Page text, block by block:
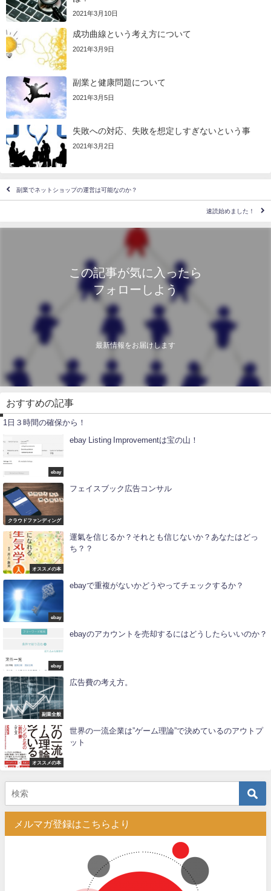
2021年3月10日
成功曲線という考え方について
2021年3月9日
副業と健康問題について
2021年3月5日
失敗への対応、失敗を想定しすぎないという事
2021年3月2日
副業でネットショップの運営は可能なのか？
速読始めました！
この記事が気に入ったら
フォローしよう
最新情報をお届けします
おすすめの記事
1日３時間の確保から！
ebay
ebay Listing Improvementは宝の山！
クラウドファンディング
フェイスブック広告コンサル
オススメの本
運氣を信じるか？それとも信じないか？あなたはどっ
ち？？
ebay
ebayで重複がないかどうやってチェックするか？
ebay
ebayのアカウントを売却するにはどうしたらいいのか？
副業全般
広告費の考え方。
オススメの本
世界の一流企業は”ゲーム理論”で決めているのアウトプ
ット
メルマガ登録はこちらより